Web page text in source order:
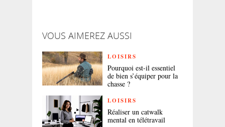
VOUS AIMEREZ AUSSI
LOISIRS
Pourquoi est-il essentiel
de bien s’équiper pour la
chasse ?
LOISIRS
Réaliser un catwalk
mental en télétravail